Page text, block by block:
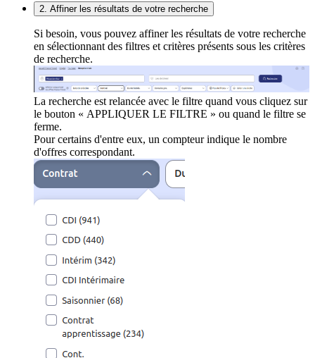
2. Affiner les résultats de votre recherche
Si besoin, vous pouvez affiner les résultats de votre recherche
en sélectionnant des filtres et critères présents sous les critères
de recherche.
La recherche est relancée avec le filtre quand vous cliquez sur
le bouton « APPLIQUER LE FILTRE » ou quand le filtre se
ferme.
Pour certains d'entre eux, un compteur indique le nombre
d'offres correspondant.